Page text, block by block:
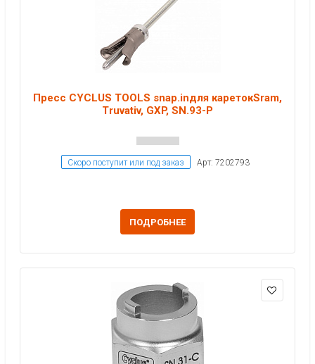
Пресс CYCLUS TOOLS snap.inдля каретокSram,
Truvativ, GXP, SN.93-P
Скоро поступит или под заказ Арт: 7202793
ПОДРОБНЕЕ